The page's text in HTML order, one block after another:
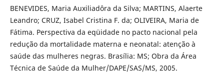
BENEVIDES, Maria Auxiliadôra da Silva; MARTINS, Alaerte
Leandro; CRUZ, Isabel Cristina F. da; OLIVEIRA, Maria de
Fátima. Perspectiva da eqüidade no pacto nacional pela
redução da mortalidade materna e neonatal: atenção à
saúde das mulheres negras. Brasília: MS; Obra da Área
Técnica de Saúde da Mulher/DAPE/SAS/MS, 2005.